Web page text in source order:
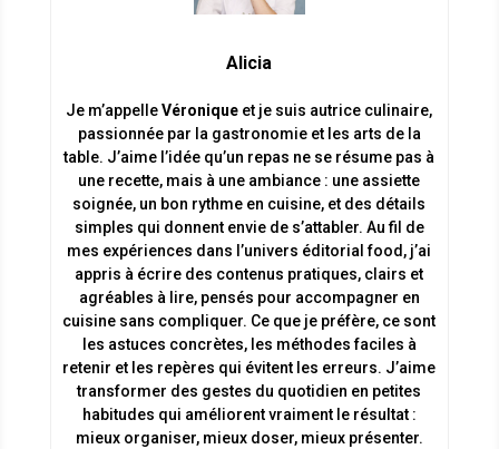
Alicia
Je m’appelleVéronique et je suis autrice culinaire,
passionnée par la gastronomie et les arts de la
table. J’aime l’idée qu’un repas ne se résume pas à
une recette, mais à une ambiance : une assiette
soignée, un bon rythme en cuisine, et des détails
simples qui donnent envie de s’attabler. Au fil de
mes expériences dans l’univers éditorial food, j’ai
appris à écrire des contenus pratiques, clairs et
agréables à lire, pensés pour accompagner en
cuisine sans compliquer. Ce que je préfère, ce sont
les astuces concrètes, les méthodes faciles à
retenir et les repères qui évitent les erreurs. J’aime
transformer des gestes du quotidien en petites
habitudes qui améliorent vraiment le résultat :
mieux organiser, mieux doser, mieux présenter.